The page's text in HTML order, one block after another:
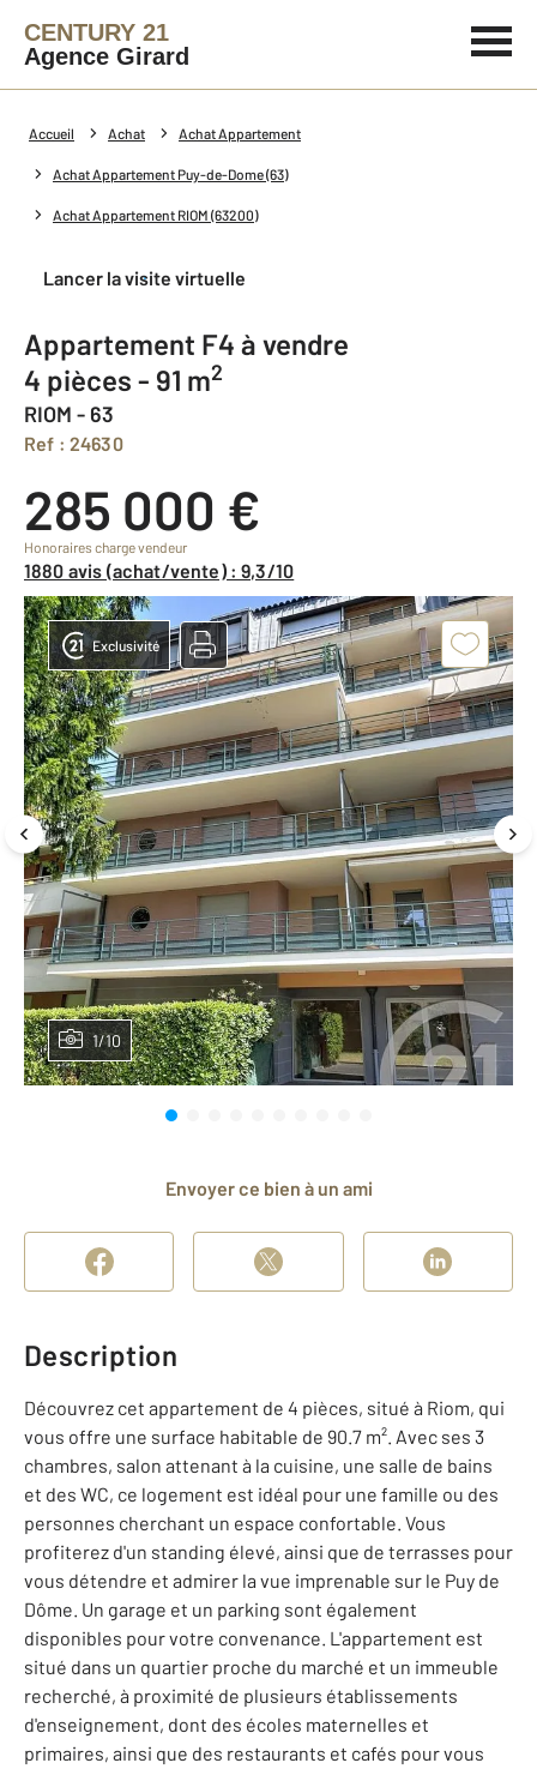
CENTURY 21
Agence Girard
Accueil Achat Achat Appartement
Achat Appartement Puy-de-Dome (63)
Achat Appartement RIOM (63200)
Lancer la visite virtuelle
Appartement F4 à vendre
4 pièces - 91 m2
RIOM - 63
Ref : 24630
285 000 €
Honoraires charge vendeur
1880 avis (achat/vente) : 9,3/10
1/10
Exclusivité
Envoyer ce bien à un ami
Description
Découvrez cet appartement de 4 pièces, situé à Riom, qui
vous offre une surface habitable de 90.7 m². Avec ses 3
chambres, salon attenant à la cuisine, une salle de bains
et des WC, ce logement est idéal pour une famille ou des
personnes cherchant un espace confortable. Vous
profiterez d'un standing élevé, ainsi que de terrasses pour
vous détendre et admirer la vue imprenable sur le Puy de
Dôme. Un garage et un parking sont également
disponibles pour votre convenance. L'appartement est
situé dans un quartier proche du marché et un immeuble
recherché, à proximité de plusieurs établissements
d'enseignement, dont des écoles maternelles et
primaires, ainsi que des restaurants et cafés pour vous